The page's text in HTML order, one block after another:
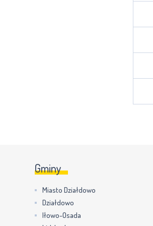
Gminy
Miasto Działdowo
Działdowo
Iłowo-Osada